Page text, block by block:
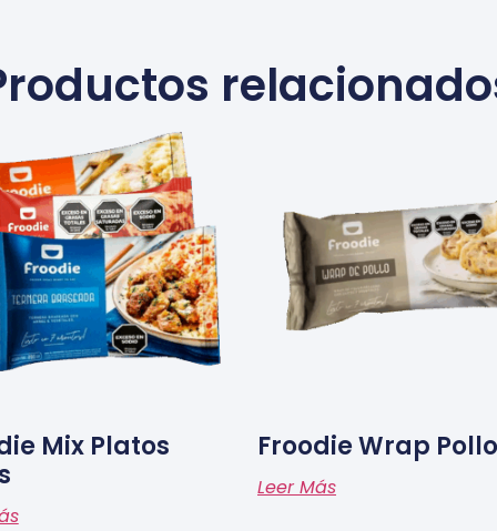
Mix Platos
Froodie Wrap Pollo
Leer Más